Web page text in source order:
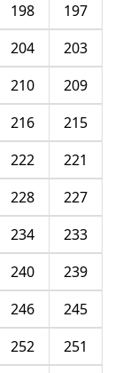
197
198
203
204
209
210
215
216
221
222
227
228
233
234
239
240
245
246
251
252